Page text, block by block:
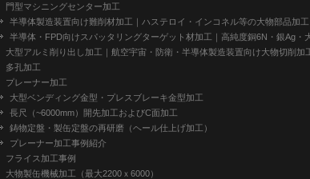
門型マシニングセンター加工
半導体製造装置向け難削材加工｜ハステロイ・インコネル等の大物部品加工
半導体・FPD向けスパッタリングターゲット材加工｜高純度銅6N・銀Ag・
大型アルミ削り出し加工｜航空宇宙・防衛・半導体製造装置向け大物切削加
多孔加工
プレーナー加工
大型ベンディング金型・プレスブレーキ金型加工
長尺（~6000mm）開先加工およびC面加工
鋳物定盤・製缶定盤の再研磨（ヘール仕上げ加工）
プレーナー加工事例紹介
フライス加工事例
大物製缶機械加工（最大2200ｘ6000）